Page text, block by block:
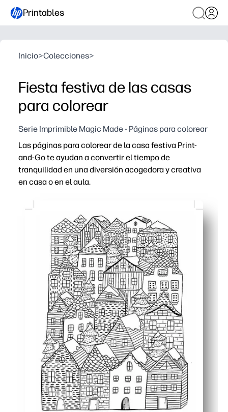
Printables
Inicio>Colecciones>
Fiesta festiva de las casas
para colorear
Serie Imprimible Magic Made - Páginas para colorear
Las páginas para colorear de la casa festiva Print-
and-Go te ayudan a convertir el tiempo de
tranquilidad en una diversión acogedora y creativa
en casa o en el aula.
Cero preparación: descargue, imprima, y ya está listo
Detalles atractivos: los encantadores tejados,
Desarrolla habilidades: fortalece el control motor
Listo para la exhibición: las páginas terminadas